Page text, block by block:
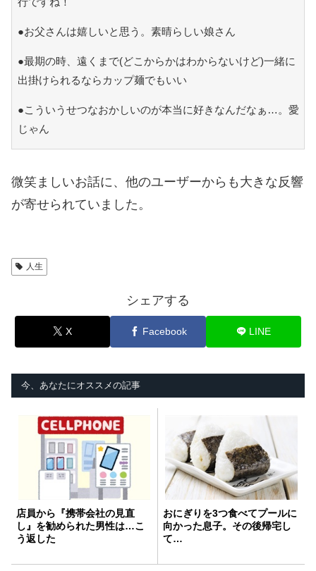
●お父さんは嬉しいと思う。素晴らしい娘さん
●最期の時、遠くまで(どこからかはわからないけど)一緒に
出掛けられるならカップ麺でもいい
●こういうせつなおかしいのが本当に好きなんだなぁ…。愛
じゃん
微笑ましいお話に、他のユーザーからも大きな反響
が寄せられていました。
人生
シェアする
X Facebook LINE
今、あなたにオススメの記事
店員から『携帯会社の見直
し』を勧められた男性は…こ
う返した
おにぎりを3つ食べてプールに
向かった息子。その後帰宅し
て…